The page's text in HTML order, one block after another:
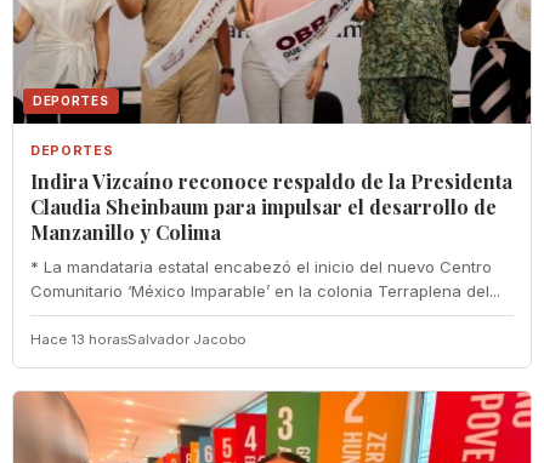
DEPORTES
DEPORTES
Indira Vizcaíno reconoce respaldo de la Presidenta
Claudia Sheinbaum para impulsar el desarrollo de
Manzanillo y Colima
* La mandataria estatal encabezó el inicio del nuevo Centro
Comunitario ‘México Imparable’ en la colonia Terraplena del...
Hace 13 horasSalvador Jacobo